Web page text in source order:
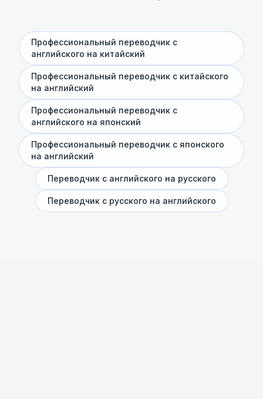
Профессиональный переводчик с
английского на китайский
Профессиональный переводчик с китайского
на английский
Профессиональный переводчик с
английского на японский
Профессиональный переводчик с японского
на английский
Переводчик с английского на русского
Переводчик с русского на английского